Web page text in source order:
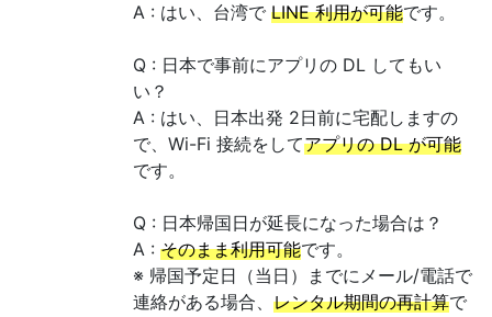
A : はい、台湾で LINE 利用が可能です。
Q : 日本で事前にアプリの DL してもい
い？
A : はい、日本出発 2日前に宅配しますの
で、Wi-Fi 接続をしてアプリの DL が可能
です。
Q : 日本帰国日が延長になった場合は？
A : そのまま利用可能です。
※ 帰国予定日（当日）までにメール/電話で
連絡がある場合、 レンタル期間の再計算で